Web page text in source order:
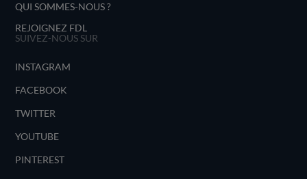
QUI SOMMES-NOUS ?
REJOIGNEZ FDL
SUIVEZ-NOUS SUR
INSTAGRAM
FACEBOOK
TWITTER
YOUTUBE
PINTEREST